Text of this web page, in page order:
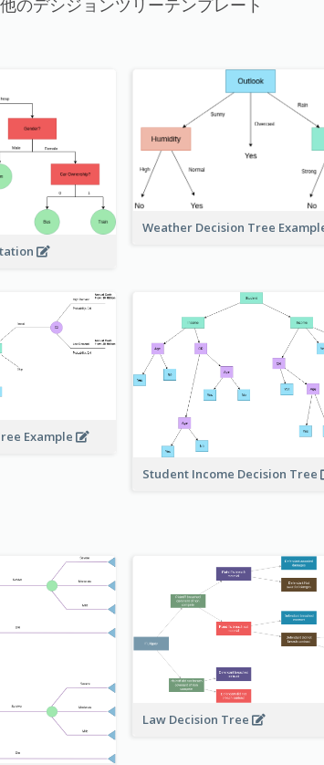
のデシジョンツリーテンプレート
Weather Decision Tree
Example
Student Income Decision Tree
Law Decision Tree